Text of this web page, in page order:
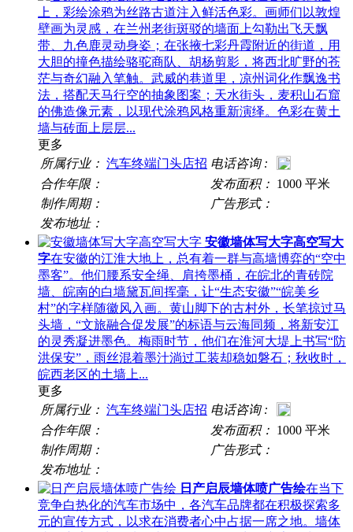
上，彩绘涂鸦为丝路古道注入鲜活色彩。画师们以敦煌
壁画为灵感，在兰州老街斑驳的墙面上勾勒出飞天飘
带、九色鹿灵动身姿；在张掖七彩丹霞附近的街道，用
大胆的撞色描绘骆驼商队、胡杨剪影，将西北旷野的苍
茫与奇幻融入笔触。武威的巷道里，凉州词化作飘逸书
法，搭配天马行空的抽象图案；天水街头，麦积山石窟
的佛造像元素，以现代涂鸦风格重新演绎。色彩在黄土
墙与砖面上层层...
更多
所属行业： 汽车终端门头店招 电话咨询 :
合作年限：
发布面积： 1000 平米
制作周期：
广告形式：
发布地址：
安徽墙体写大字高空写大
字在安徽的江淮大地上，总有着一群与高墙博弈的“空中
墨客”。他们腰系安全绳、肩挎墨桶，在皖北的青砖院
墙、皖南的白墙黛瓦间挥毫，让“生态安徽”“皖美乡
村”的字样随徽风入画。黄山脚下的古村外，长笔掠过马
头墙，“文旅融合促发展”的标语与云海同频，将新安江
的灵秀凝进墨色。梅雨时节，他们在淮河大堤上书写“防
洪保安”，雨丝混着墨汁淌过工装却稳如磐石；秋收时，
皖西老区的土墙上...
更多
所属行业： 汽车终端门头店招 电话咨询 :
合作年限：
发布面积： 1000 平米
制作周期：
广告形式：
发布地址：
日产启辰墙体喷广告绘在当下
竞争白热化的汽车市场中，各汽车品牌都在积极探索多
元的宣传方式，以求在消费者心中占据一席之地。墙体